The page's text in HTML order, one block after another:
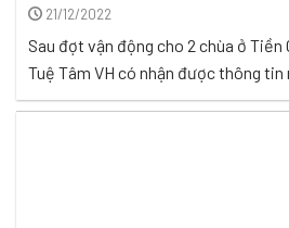
21/12/2022
Sau đợt vận động cho 2 chùa ở Tiền
Tuệ Tâm VH có nhận được thông tin
miền quê đang tha thiết mong